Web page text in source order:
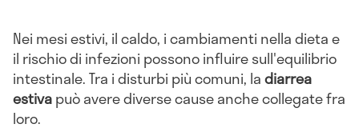
Nei mesi estivi, il caldo, i cambiamenti nella dieta e
il rischio di infezioni possono influire sull'equilibrio
intestinale. Tra i disturbi più comuni, ladiarrea
estivapuò avere diverse cause anche collegate fra
loro.